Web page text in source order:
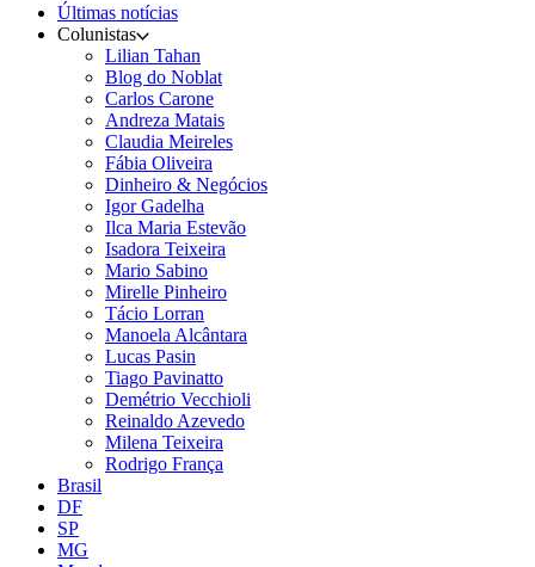
Últimas notícias
Colunistas
Lilian Tahan
Blog do Noblat
Carlos Carone
Andreza Matais
Claudia Meireles
Fábia Oliveira
Dinheiro & Negócios
Igor Gadelha
Ilca Maria Estevão
Isadora Teixeira
Mario Sabino
Mirelle Pinheiro
Tácio Lorran
Manoela Alcântara
Lucas Pasin
Tiago Pavinatto
Demétrio Vecchioli
Reinaldo Azevedo
Milena Teixeira
Rodrigo França
Brasil
DF
SP
MG